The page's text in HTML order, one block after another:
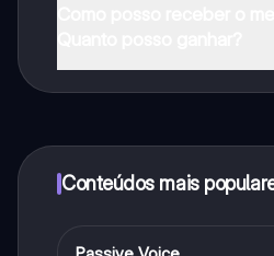
Conteúdos mais
Inglês